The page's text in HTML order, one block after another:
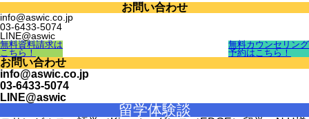
お問い合わせ
info@aswic.co.jp
03-6433-5074
LINE@aswic
無料資料請求は
こちら！
無料カウンセリング
予約はこちら！
お問い合わせ
info@aswic.co.jp
03-6433-5074
LINE@aswic
留学体験談